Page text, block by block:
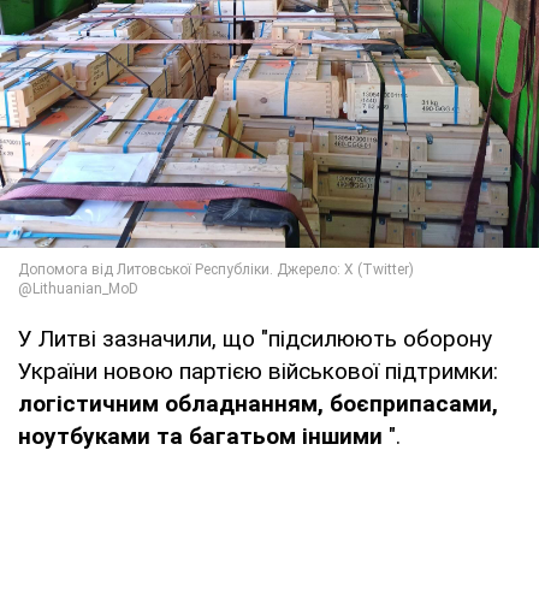
У Литві зазначили, що "підсилюють оборону
України новою партією військової підтримки:
логістичним обладнанням, боєприпасами,
ноутбуками та багатьом іншими ".